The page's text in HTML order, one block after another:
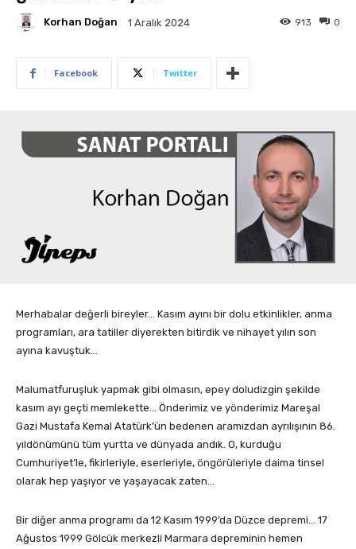
Korhan Doğan 1 Aralık 2024 0
913
Facebook Twitter
Merhabalar değerli bireyler… Kasım ayını bir dolu etkinlikler, anma
programları, ara tatiller diyerekten bitirdik ve nihayet yılın son
ayına kavuştuk…
Malumatfuruşluk yapmak gibi olmasın, epey doludizgin şekilde
kasım ayı geçti memlekette… Önderimiz ve yönderimiz Mareşal
Gazi Mustafa Kemal Atatürk’ün bedenen aramızdan ayrılışının 86.
yıldönümünü tüm yurtta ve dünyada andık. O, kurduğu
Cumhuriyet’le, fikirleriyle, eserleriyle, öngörüleriyle daima tinsel
olarak hep yaşıyor ve yaşayacak zaten…
Bir diğer anma programı da 12 Kasım 1999’da Düzce depremi… 17
Ağustos 1999 Gölcük merkezli Marmara depreminin hemen